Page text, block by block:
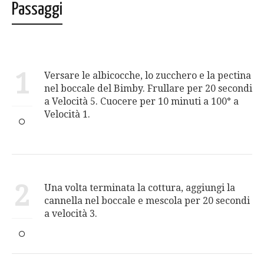
Passaggi
1
Versare le albicocche, lo zucchero e la pectina
nel boccale del Bimby. Frullare per 20 secondi
a Velocità 5. Cuocere per 10 minuti a 100° a
Velocità 1.
2
Una volta terminata la cottura, aggiungi la
cannella nel boccale e mescola per 20 secondi
a velocità 3.